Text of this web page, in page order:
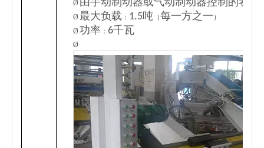
Ø 由手动制动器或气动制动器控制的卷轴
Ø最大负载 ： 1.5吨 （每一方之一 ）
Ø功率 ： 6千瓦
Ø